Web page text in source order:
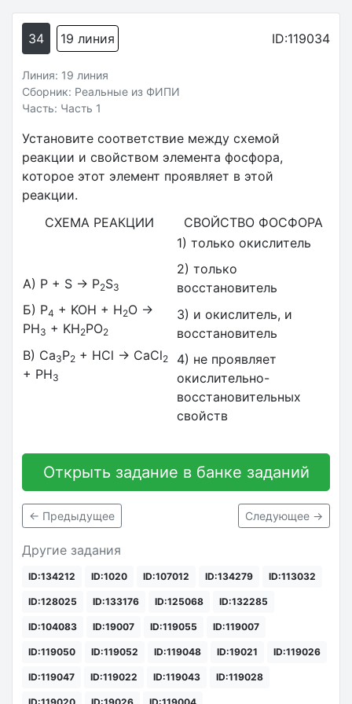
34 19 линия ID:119034
Линия: 19 линия
Сборник: Реальные из ФИПИ
Часть: Часть 1
Установите соответствие между схемой
реакции и свойством элемента фосфора,
которое этот элемент проявляет в этой
реакции.
СХЕМА РЕАКЦИИ
СВОЙСТВО ФОСФОРА
A) P + S → P2S3
Б) P4 + KOH + H2O →
PH3 + KH2PO2
В) Ca3P2 + HCl → CaCl2
+ PH3
1) только окислитель
2) только
восстановитель
3) и окислитель, и
восстановитель
4) не проявляет
окислительно-
восстановительных
свойств
Открыть задание в банке заданий
← Предыдущее Следующее →
Другие задания
ID:134212 ID:1020 ID:107012 ID:134279 ID:113032
ID:128025 ID:133176 ID:125068 ID:132285
ID:104083 ID:19007 ID:119055 ID:119007
ID:119050 ID:119052 ID:119048 ID:19021 ID:119026
ID:119047 ID:119022 ID:119043 ID:119028